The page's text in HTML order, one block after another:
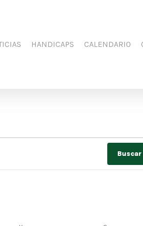
HANDICAPS CALENDARIO